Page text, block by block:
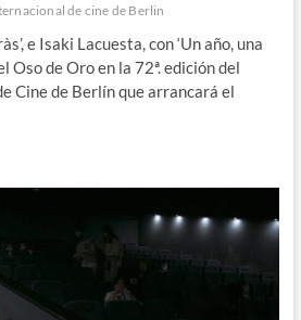
de cine de Berlin
e Isaki Lacuesta, con ‘Un año, una
Oso de Oro en la 72ª. edición del
Cine de Berlín que arrancará el